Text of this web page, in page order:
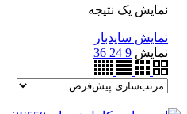
نمایش یک نتیجه
نمایش سایدبار
نمایش 9
24
36